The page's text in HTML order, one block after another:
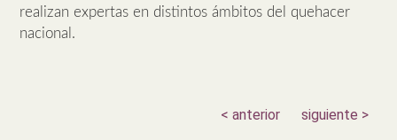
realizan expertas en distintos ámbitos del quehacer
nacional.
< anterior siguiente >